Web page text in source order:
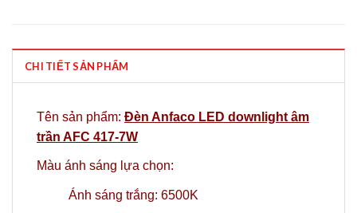
CHI TIẾT SẢN PHẨM
Tên sản phẩm: Đèn Anfaco LED downlight âm
trần AFC 417-7W
Màu ánh sáng lựa chọn:
Ánh sáng trắng: 6500K